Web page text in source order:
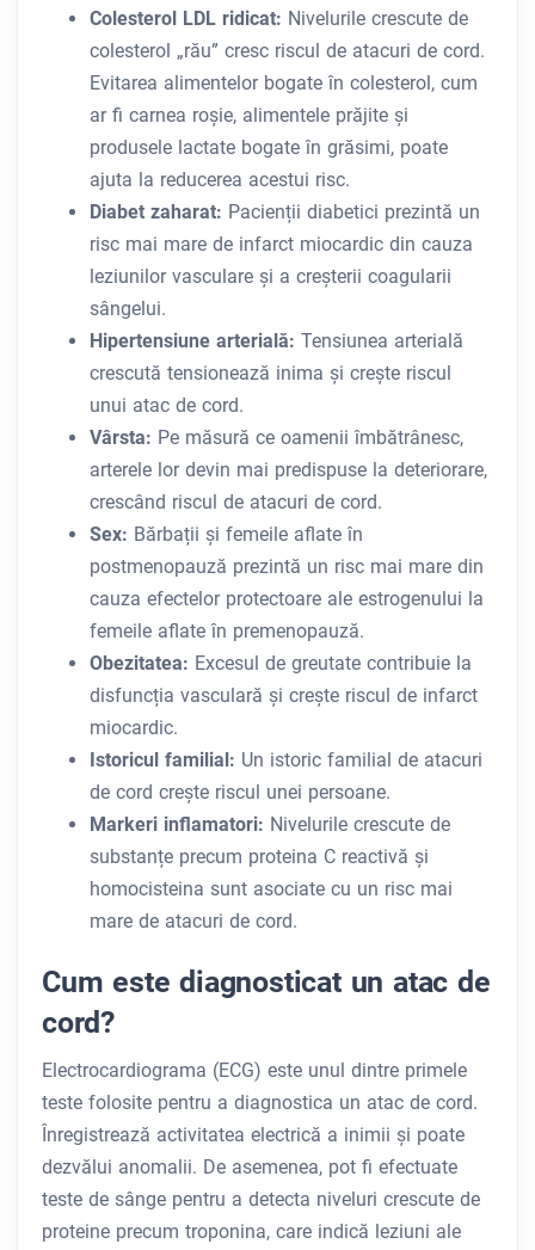
Colesterol LDL ridicat: Nivelurile crescute de
colesterol „rău” cresc riscul de atacuri de cord.
Evitarea alimentelor bogate în colesterol, cum
ar fi carnea roșie, alimentele prăjite și
produsele lactate bogate în grăsimi, poate
ajuta la reducerea acestui risc.
Diabet zaharat: Pacienții diabetici prezintă un
risc mai mare de infarct miocardic din cauza
leziunilor vasculare și a creșterii coagularii
sângelui.
Hipertensiune arterială: Tensiunea arterială
crescută tensionează inima și crește riscul
unui atac de cord.
Vârsta: Pe măsură ce oamenii îmbătrânesc,
arterele lor devin mai predispuse la deteriorare,
crescând riscul de atacuri de cord.
Sex: Bărbații și femeile aflate în
postmenopauză prezintă un risc mai mare din
cauza efectelor protectoare ale estrogenului la
femeile aflate în premenopauză.
Obezitatea: Excesul de greutate contribuie la
disfuncția vasculară și crește riscul de infarct
miocardic.
Istoricul familial: Un istoric familial de atacuri
de cord crește riscul unei persoane.
Markeri inflamatori: Nivelurile crescute de
substanțe precum proteina C reactivă și
homocisteina sunt asociate cu un risc mai
mare de atacuri de cord.
Cum este diagnosticat un atac de
cord?
Electrocardiograma (ECG) este unul dintre primele
teste folosite pentru a diagnostica un atac de cord.
Înregistrează activitatea electrică a inimii și poate
dezvălui anomalii. De asemenea, pot fi efectuate
teste de sânge pentru a detecta niveluri crescute de
proteine ​​precum troponina, care indică leziuni ale